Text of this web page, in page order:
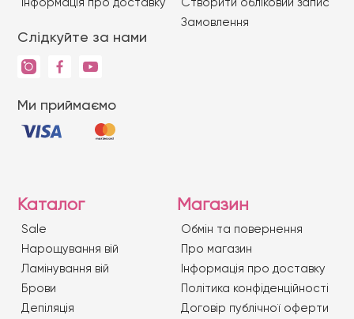
Слідкуйте за нами
Ми приймаємо
Замовлення
Каталог
Sale
Нарощування вій
Ламінування вій
Брови
Депіляція
Магазин
Обмін та повернення
Про магазин
Iнформація про доставку
Політика конфіденційності
Договір публічної оферти